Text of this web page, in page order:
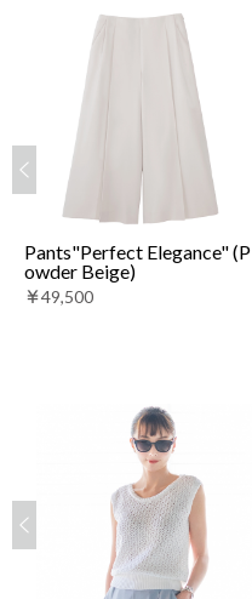
Pants"Perfect Elegance" (P
owder Beige)
￥49,500